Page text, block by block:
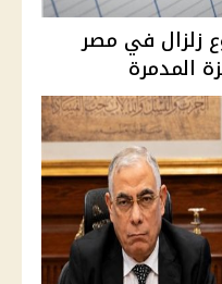
زلزال في مصر
المدمرة